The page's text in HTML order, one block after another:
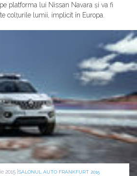
platforma lui Nissan Navara și va fi
colțurile lumii, implicit în Europa.
2015 | SALONUL AUTO FRANKFURT 2015